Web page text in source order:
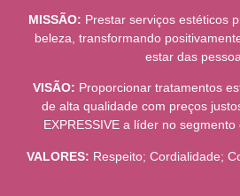
MISSÃO: Prestar serviços estéticos
beleza, transformando
estar das
VISÃO: Proporcionar tratamentos
de alta qualidade com preços
EXPRESSIVE a líder no
VALORES: Respeito; Cordialidade;